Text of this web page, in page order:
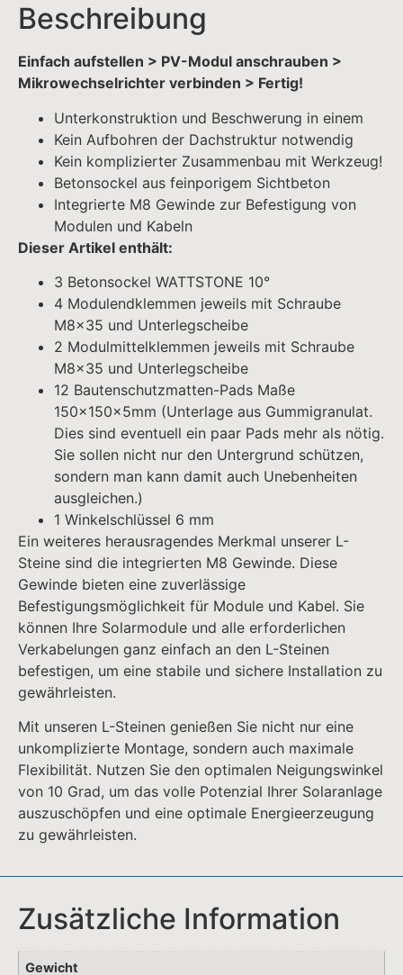
Beschreibung
Einfach aufstellen > PV-Modul anschrauben >
Mikrowechselrichter verbinden > Fertig!
Unterkonstruktion und Beschwerung in einem
Kein Aufbohren der Dachstruktur notwendig
Kein komplizierter Zusammenbau mit Werkzeug!
Betonsockel aus feinporigem Sichtbeton
Integrierte M8 Gewinde zur Befestigung von
Modulen und Kabeln
Dieser Artikel enthält:
3 Betonsockel WATTSTONE 10°
4 Modulendklemmen jeweils mit Schraube
M8x35 und Unterlegscheibe
2 Modulmittelklemmen jeweils mit Schraube
M8x35 und Unterlegscheibe
12 Bautenschutzmatten-Pads Maße
150x150x5mm (Unterlage aus Gummigranulat.
Dies sind eventuell ein paar Pads mehr als nötig.
Sie sollen nicht nur den Untergrund schützen,
sondern man kann damit auch Unebenheiten
ausgleichen.)
1 Winkelschlüssel 6 mm
Ein weiteres herausragendes Merkmal unserer L-
Steine sind die integrierten M8 Gewinde. Diese
Gewinde bieten eine zuverlässige
Befestigungsmöglichkeit für Module und Kabel. Sie
können Ihre Solarmodule und alle erforderlichen
Verkabelungen ganz einfach an den L-Steinen
befestigen, um eine stabile und sichere Installation zu
gewährleisten.
Mit unseren L-Steinen genießen Sie nicht nur eine
unkomplizierte Montage, sondern auch maximale
Flexibilität. Nutzen Sie den optimalen Neigungswinkel
von 10 Grad, um das volle Potenzial Ihrer Solaranlage
auszuschöpfen und eine optimale Energieerzeugung
zu gewährleisten.
Zusätzliche Information
Gewicht